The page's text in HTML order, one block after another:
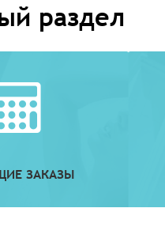
раздел
ЗАКАЗЫ